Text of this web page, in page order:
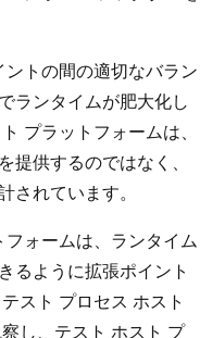
ントの間の適切なバラン
ランタイムが肥大化し
プラットフォームは、
提供するのではなく、
されています。
ォームは、ランタイム
るように拡張ポイント
スト プロセス ホスト
し、テスト ホスト プ